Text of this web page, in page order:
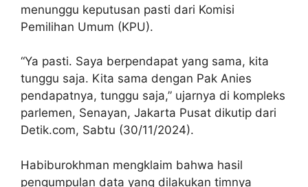
menunggu keputusan pasti dari Komisi
Pemilihan Umum (KPU).
“Ya pasti. Saya berpendapat yang sama, kita
tunggu saja. Kita sama dengan Pak Anies
pendapatnya, tunggu saja,” ujarnya di kompleks
parlemen, Senayan, Jakarta Pusat dikutip dari
Detik.com, Sabtu (30/11/2024).
Habiburokhman mengklaim bahwa hasil
pengumpulan data yang dilakukan timnya